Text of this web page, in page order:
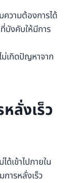
ความต้องการได้
บังคับให้มีการ
เกิดปัญหาจาก
ลั่งเร็ว
เข้าไปภายใน
ารหลั่งเร็ว